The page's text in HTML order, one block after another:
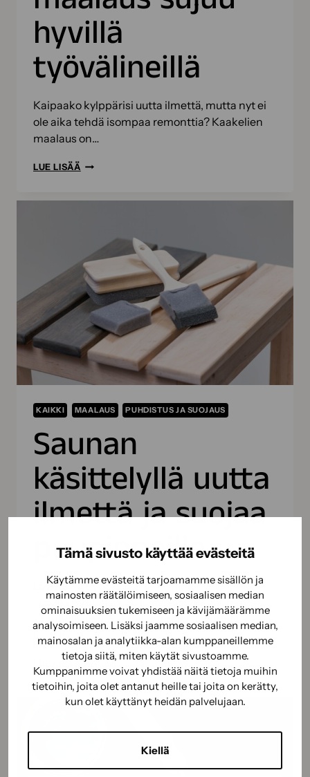
Tämä sivusto käyttää evästeitä
Käytämme evästeitä tarjoamamme sisällön ja
mainosten räätälöimiseen, sosiaalisen median
ominaisuuksien tukemiseen ja kävijämäärämme
analysoimiseen. Lisäksi jaamme sosiaalisen median,
mainosalan ja analytiikka-alan kumppaneillemme
tietoja siitä, miten käytät sivustoamme.
Kumppanimme voivat yhdistää näitä tietoja muihin
tietoihin, joita olet antanut heille tai joita on kerätty,
kun olet käyttänyt heidän palvelujaan.
Kiellä
hyvillä
työvälineillä
Kaipaako kylppärisi uutta ilmettä, mutta nyt ei
ole aika tehdä isompaa remonttia? Kaakelien
maalaus on…
LUE LISÄÄ KAAKELIEN
SUJUU
KAIKKI MAALAUS PUHDISTUS JA SUOJAUS
Saunan
käsittelyllä uutta
ilmettä ja suojaa
puupinnoille
Löylyhuone pysyy hyvässä kunnossa jopa
vuosikymmeniä, kun käsittelet puupinnat
säännöllisesti. Saunan pintojen käsittely suojaa
lauteita…
SAUNAN
KÄSITTELYLLÄ
UUTTA